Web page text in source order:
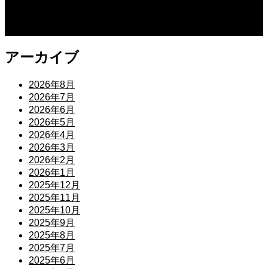
アーカイブ
2026年8月
2026年7月
2026年6月
2026年5月
2026年4月
2026年3月
2026年2月
2026年1月
2025年12月
2025年11月
2025年10月
2025年9月
2025年8月
2025年7月
2025年6月